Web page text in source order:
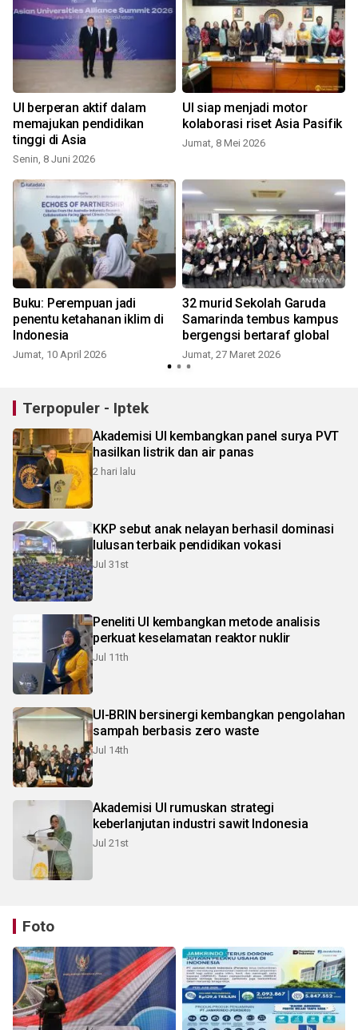
UI berperan aktif dalam
memajukan pendidikan
tinggi di Asia
Senin, 8 Juni 2026
UI siap menjadi motor
kolaborasi riset Asia Pasifik
Jumat, 8 Mei 2026
Buku: Perempuan jadi
penentu ketahanan iklim di
Indonesia
Jumat, 10 April 2026
32 murid Sekolah Garuda
Samarinda tembus kampus
bergengsi bertaraf global
Jumat, 27 Maret 2026
Terpopuler - Iptek
Akademisi UI kembangkan panel surya PVT
hasilkan listrik dan air panas
2 hari lalu
KKP sebut anak nelayan berhasil dominasi
lulusan terbaik pendidikan vokasi
Jul 31st
Peneliti UI kembangkan metode analisis
perkuat keselamatan reaktor nuklir
Jul 11th
UI-BRIN bersinergi kembangkan pengolahan
sampah berbasis zero waste
Jul 14th
Akademisi UI rumuskan strategi
keberlanjutan industri sawit Indonesia
Jul 21st
Foto